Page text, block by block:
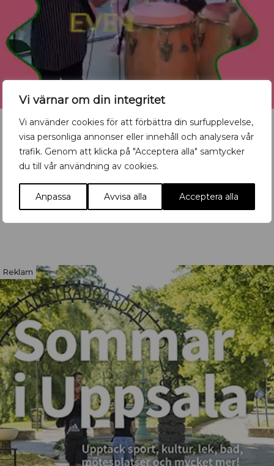
Vi värnar om din integritet
Vi använder cookies för att förbättra din surfupplevelse,
visa personliga annonser eller innehåll och analysera vår
trafik. Genom att klicka på "Acceptera alla" samtycker
du till vår användning av cookies.
Anpassa Avvisa alla Acceptera alla
Vill du synas med ditt
evenemang?
Mata in ditt event här
Reklam